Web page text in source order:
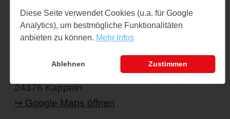
Veranstaltungsort
24376 Kappeln
↪ Google Maps öffnen
Diese Seite verwendet Cookies (u.a. für Google
Analytics), um bestmögliche Funktionalitäten
anbieten zu können. Mehr Infos
Ablehnen Zustimmen